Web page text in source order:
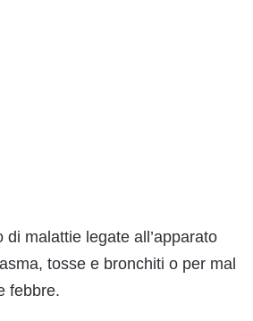
di malattie legate all’apparato
tosse e bronchiti o per mal
febbre.